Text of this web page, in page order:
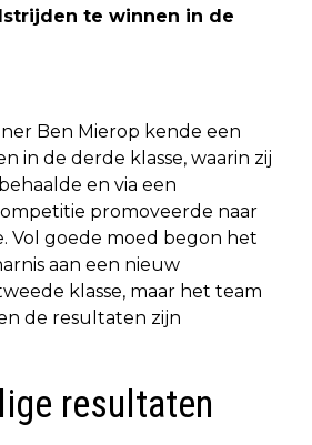
te winnen in de
Ben Mierop kende een
in de derde klasse, waarin zij
en via een
promoveerde naar
Vol goede moed begon het
aan een nieuw
klasse, maar het team
de resultaten zijn
resultaten